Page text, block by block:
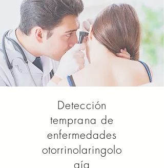
Detección
temprana de
enfermedades
otorrinolaringolo
gía